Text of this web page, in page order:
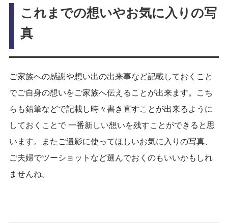
これまでの想いやお気に入りの写
真
ご家族への感謝や想い出の出来事など記載しておくこと
でご自身の想いをご家族へ伝えることが出来ます。こち
らも鉛筆などで記載し時々書き直すことが出来るように
しておくことで 一番新しい想いを残すことができると思
います。またご遺影に使ってほしいお気に入りの写真、
ご夫婦でツーショットなど選んでおくのもいいかもしれ
ませんね。